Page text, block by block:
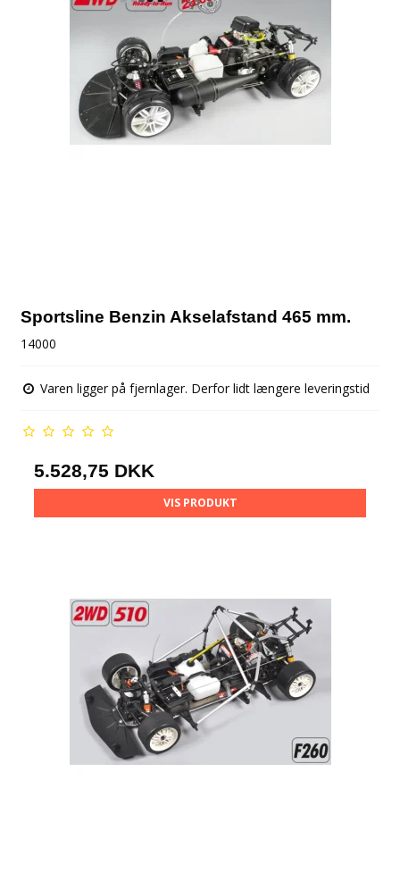
Sportsline Benzin Akselafstand 465 mm.
14000
Varen ligger på fjernlager. Derfor lidt længere leveringstid
5.528,75 DKK
VIS PRODUKT